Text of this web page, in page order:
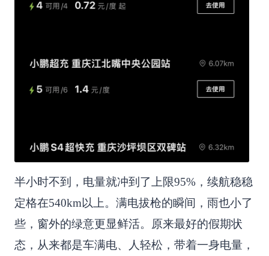
半小时不到，电量就冲到了上限95%，续航稳稳
定格在540km以上。满电拔枪的瞬间，雨也小了
些，窗外的绿意更显鲜活。原来最好的假期状
态，从来都是车满电、人轻松，带着一身电量，